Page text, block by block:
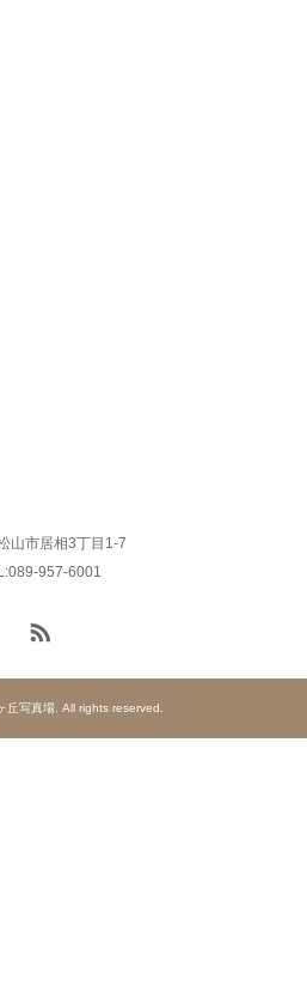
山市居相3丁目1-7
957-6001
丘写真場. All rights reserved.